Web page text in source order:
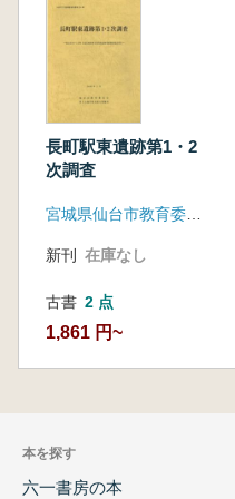
長町駅東遺跡第1・2
次調査
新刊 在庫なし
古書 2 点
1,861 円~
本を探す
六一書房の本